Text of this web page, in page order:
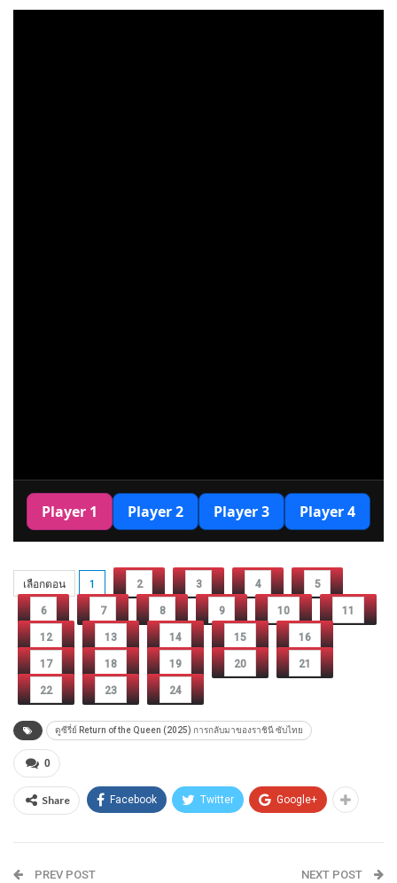
เลือกตอน 1 2 3 4 5
6 7 8 9 10 11
12 13 14 15 16
17 18 19 20 21
22 23 24
ดูซีรี่ย์ Return of the Queen (2025) การกลับมาของราชินี ซับไทย
0
Share Facebook Twitter Google+
PREV POST NEXT POST